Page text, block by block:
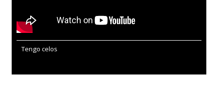
Tengo celos